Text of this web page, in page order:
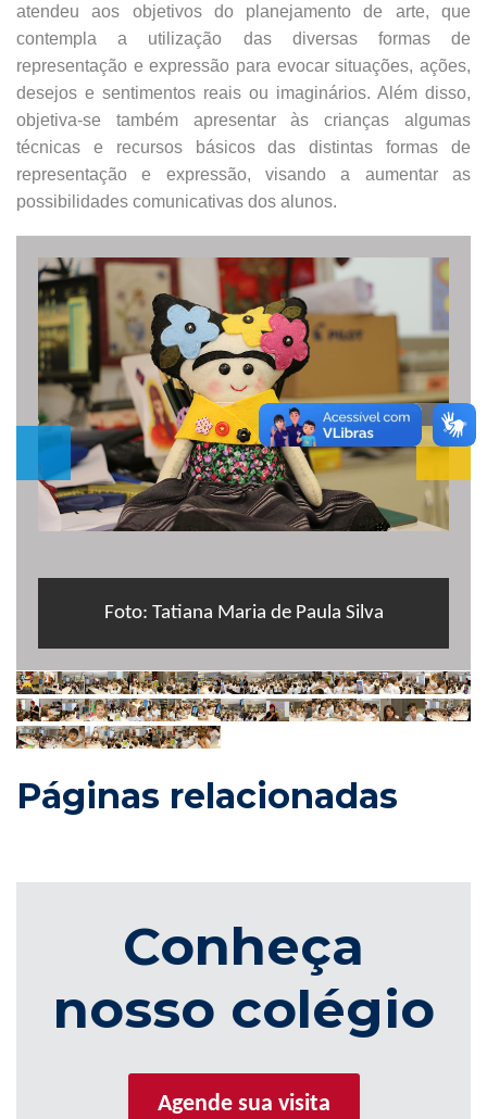
atendeu aos objetivos do planejamento de arte, que
contempla a utilização das diversas formas de
representação e expressão para evocar situações, ações,
desejos e sentimentos reais ou imaginários. Além disso,
objetiva-se também apresentar às crianças algumas
técnicas e recursos básicos das distintas formas de
representação e expressão, visando a aumentar as
possibilidades comunicativas dos alunos.
Foto: Tatiana Maria de Paula Silva
Páginas relacionadas
Conheça
nosso colégio
Agende sua visita